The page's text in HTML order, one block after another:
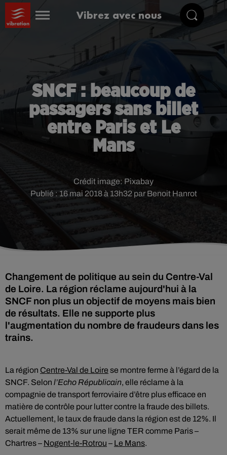
Vibrez avec nous
SNCF : beaucoup de
passagers sans billet
entre Paris et Le
Mans
Publié : 16 mai 2018 à 13h32 par Benoit Hanrot
Crédit image: Pixabay
Changement de politique au sein du Centre-Val
de Loire. La région réclame aujourd'hui à la
SNCF non plus un objectif de moyens mais bien
de résultats. Elle ne supporte plus
l'augmentation du nombre de fraudeurs dans les
trains.
La région Centre-Val de Loire se montre ferme à l’égard de la
SNCF. Selon l’Echo Républicain, elle réclame à la
compagnie de transport ferroviaire d’être plus efficace en
matière de contrôle pour lutter contre la fraude des billets.
Actuellement, le taux de fraude dans la région est de 12%. Il
serait même de 13% sur une ligne TER comme Paris –
Chartres – Nogent-le-Rotrou – Le Mans.